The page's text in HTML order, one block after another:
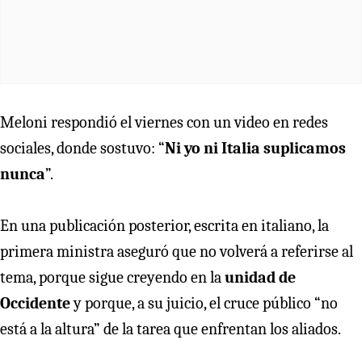
Meloni respondió el viernes con un video en redes
sociales, donde sostuvo: “Ni yo ni Italia suplicamos
nunca”.
En una publicación posterior, escrita en italiano, la
primera ministra aseguró que no volverá a referirse al
tema, porque sigue creyendo en launidad de
Occidentey porque, a su juicio, el cruce público “no
está a la altura” de la tarea que enfrentan los aliados.